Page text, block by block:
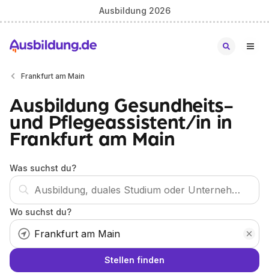
Ausbildung 2026
Frankfurt am Main
Ausbildung Gesundheits-
und Pflegeassistent/in in
Frankfurt am Main
Was suchst du?
Wo suchst du?
Stellen finden